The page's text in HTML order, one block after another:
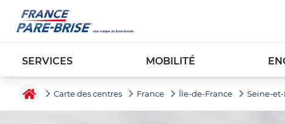
SERVICES MOBILITÉ
Carte des centres France Île-de-France Seine-